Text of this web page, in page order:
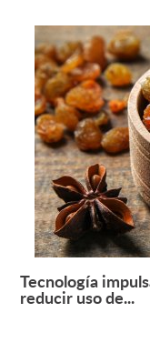
Tecnología
reducir uso de...